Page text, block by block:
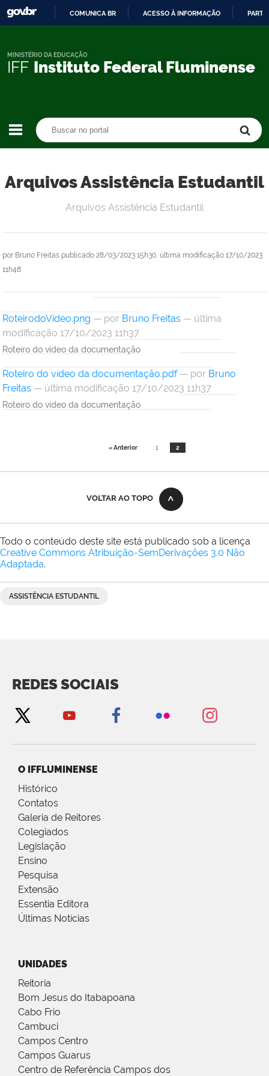
CONTEÚDO
COMUNICA BR ACESSO À INFORMAÇÃO
IFF Instituto Federal Fluminense
MINISTÉRIO DA EDUCAÇÃO
Arquivos Assistência Estudantil
por Bruno Freitas publicado 28/03/2023 15h30, última modificação 17/10/2023
11h48
Arquivos Assistência Estudantil
RoteirodoVídeo.png — por Bruno Freitas — última
modificação 17/10/2023 11h37
Roteiro do vídeo da documentação
Roteiro do vídeo da documentação.pdf — por Bruno
Freitas — última modificação 17/10/2023 11h37
Roteiro do vídeo da documentação
« Anterior 1 2
VOLTAR AO TOPO
Todo o conteúdo deste site está publicado sob a licença
Creative Commons Atribuição-SemDerivações 3.0 Não
Adaptada.
ASSISTÊNCIA ESTUDANTIL
REDES SOCIAIS
O IFFLUMINENSE
Histórico
Contatos
Galeria de Reitores
Colegiados
Legislação
Ensino
Pesquisa
Extensão
Essentia Editora
Últimas Notícias
UNIDADES
Reitoria
Bom Jesus do Itabapoana
Cabo Frio
Cambuci
Campos Centro
Campos Guarus
Centro de Referência Campos dos